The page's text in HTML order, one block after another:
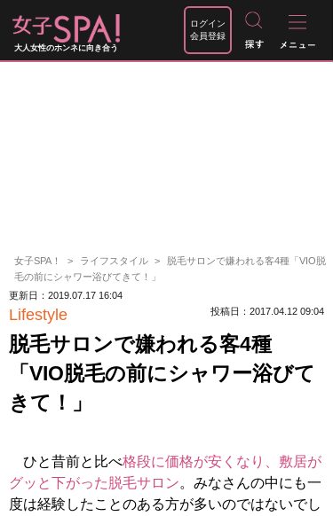
大人女性のホンネに向き合う
ログイン
会員登録
女子SPA！ ライフスタイル
脱毛サロンで嫌われる客4種「VIO脱
毛の前にシャワー浴びてきて！」
更新日：2019.07.17 16:04
Lifestyle 投稿日：2017.04.12 09:04
脱毛サロンで嫌われる客4種
「VIO脱毛の前にシャワー浴びて
きて！」
ひと昔前と比べ格段に価格が安くなり、敷居が
グッと下がった脱毛サロン。みなさんの中にも一
度は経験したことのある方が多いのではないでし